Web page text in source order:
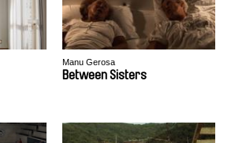
Manu Gerosa
Between Sisters